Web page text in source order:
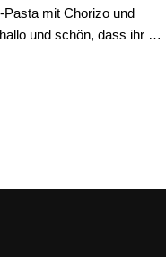
mit Chorizo und
und schön, dass ihr …